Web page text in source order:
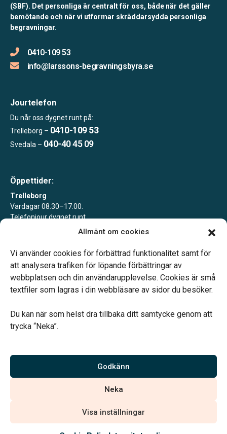
Allmänt om cookies
Vi använder cookies för förbättrad funktionalitet samt för
att analysera trafiken för löpande förbättringar av
webbplatsen och din användarupplevelse. Cookies är små
textfiler som lagras i din webbläsare av sidor du besöker.
Du kan när som helst dra tillbaka ditt samtycke genom att
trycka “Neka”.
Godkänn
Neka
Visa inställningar
(SBF). Det personliga är centralt för oss, både när det gäller
bemötande och när vi utformar skräddarsydda personliga
begravningar.
0410-109 53
info@larssons-begravningsbyra.se
Jourtelefon
Du når oss dygnet runt på:
Trelleborg – 0410-109 53
Svedala – 040-40 45 09
Öppettider:
Trelleborg
Vardagar 08.30–17.00.
Telefonjour dygnet runt.
Vardagar 09.00–13.00.
Telefonjour dygnet runt.
Vi är auktoriserade av Sveriges Begravningsbyråers Förbund och
har högt ställda krav på utbildning, kvalitet, miljö och arbetsmiljö.